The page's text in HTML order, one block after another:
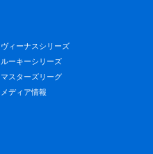
ヴィーナスシリーズ
ルーキーシリーズ
マスターズリーグ
メディア情報